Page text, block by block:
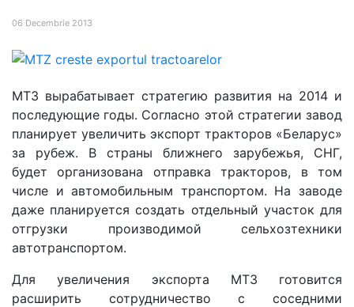
06 Decembrie 2013
МТЗ вырабатывает стратегию развития на 2014 и
последующие годы. Согласно этой стратегии завод
планирует увеличить экспорт тракторов «Беларус»
за рубеж. В страны ближнего зарубежья, СНГ,
будет организована отправка тракторов, в том
числе и автомобильным транспортом. На заводе
даже планируется создать отдельный участок для
отгрузки производимой сельхозтехники
автотранспортом.
Для увеличения экспорта МТЗ готовится
расширить сотрудничество с соседними